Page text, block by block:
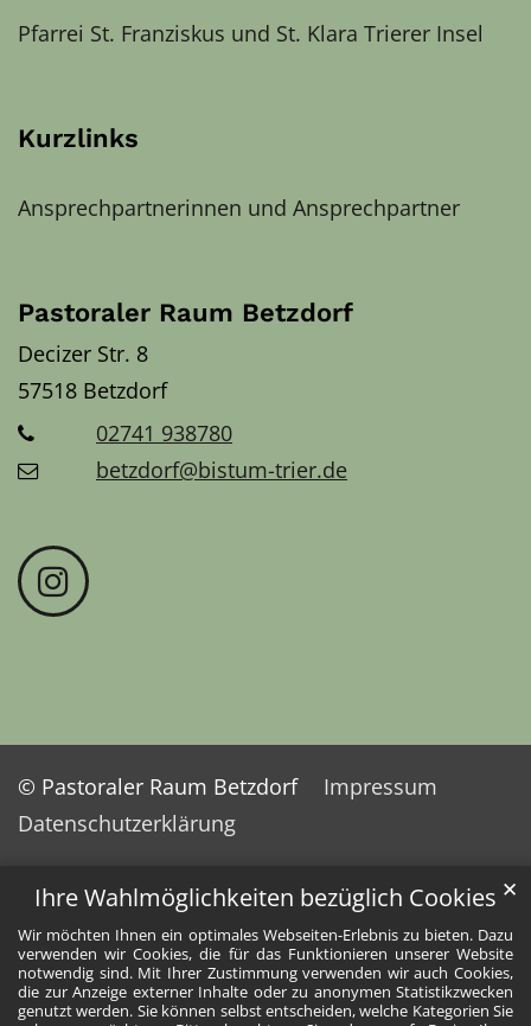
Ihre Wahlmöglichkeiten bezüglich Cookies
Wir möchten Ihnen ein optimales Webseiten-Erlebnis zu bieten. Dazu
verwenden wir Cookies, die für das Funktionieren unserer Website
notwendig sind. Mit Ihrer Zustimmung verwenden wir auch Cookies,
die zur Anzeige externer Inhalte oder zu anonymen Statistikzwecken
genutzt werden. Sie können selbst entscheiden, welche Kategorien Sie
✕
Pfarrei St. Franziskus und St. Klara Trierer Insel
Kurzlinks
Ansprechpartnerinnen und Ansprechpartner
Pastoraler Raum Betzdorf
Decizer Str. 8
57518 Betzdorf
02741 938780
betzdorf@bistum-trier.de
© Pastoraler Raum Betzdorf
Impressum
Datenschutzerklärung